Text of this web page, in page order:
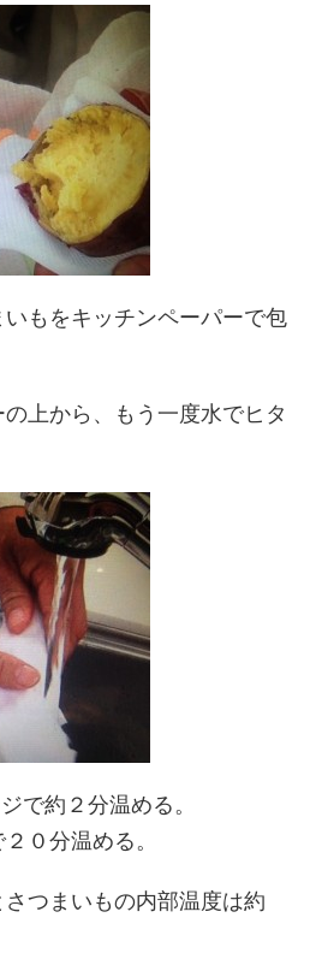
いもをキッチンペーパーで包
上から、もう一度水でヒタ
で約２分温める。
２０分温める。
つまいもの内部温度は約